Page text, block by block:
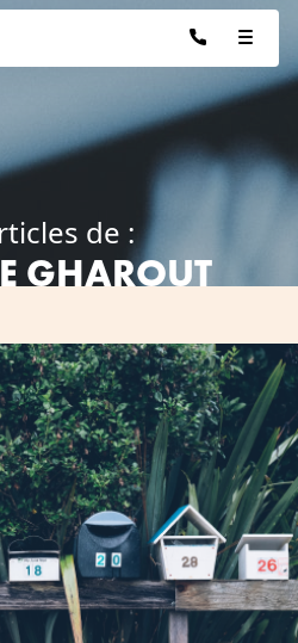
de :
GHAROUT